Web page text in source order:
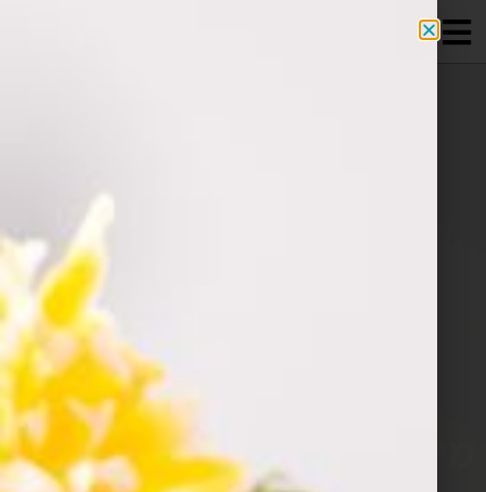
מידע מקצועי